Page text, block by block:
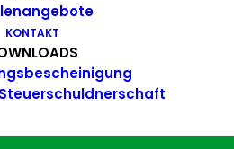
KONTAKT